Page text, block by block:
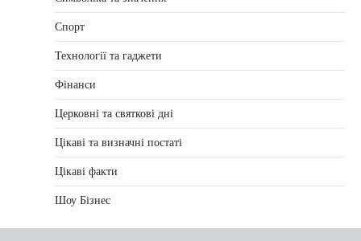
Спорт
Технології та гаджети
Фінанси
Церковні та святкові дні
Цікаві та визначні постаті
Цікаві факти
Шоу Бізнес